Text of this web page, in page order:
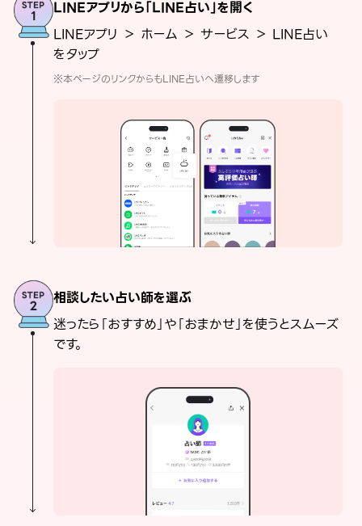
LINEアプリから「LINE占い」を開く
LINEアプリ ＞ ホーム ＞ サービス ＞ LINE占い
をタップ
※本ページのリンクからもLINE占いへ遷移します
相談したい占い師を選ぶ
迷ったら「おすすめ」や「おまかせ」を使うとスムーズ
です。